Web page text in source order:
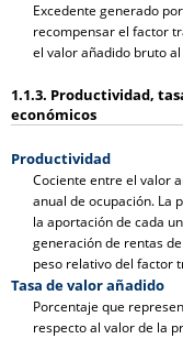
Excedente generado
recompensar el factor
el valor añadido bruto
1.1.3. Productividad,
económicos
Productividad
Cociente entre el valor
anual de ocupación. La
la aportación de cada
generación de rentas
peso relativo del factor
Tasa de valor añadido
Porcentaje que
respecto al valor de la